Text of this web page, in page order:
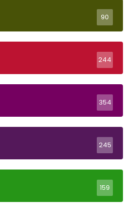
90
244
354
245
159